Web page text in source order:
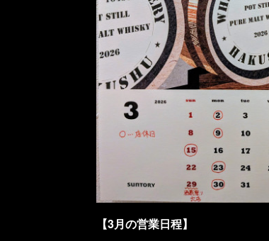
【3月の営業日程】